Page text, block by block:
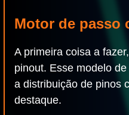
Motor de passo
A primeira coisa a
pinout. Esse modelo
a distribuição de pinos
destaque.